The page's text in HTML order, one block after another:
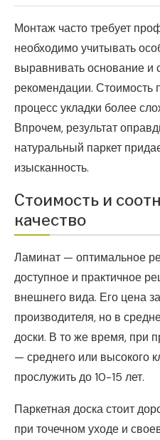
Монтаж часто требует
необходимо учитывать
выравнивать основание и
рекомендации. Стоимость
процесс укладки более
Впрочем, результат
натуральный паркет
изысканность.
Стоимость и
качество
Ламинат — оптимальное
доступное и практичное
внешнего вида. Его цена
производителя, но в
доски. В то же время, при
— среднего или высокого
прослужить до 10-15 лет.
Паркетная доска стоит
при точечном уходе и